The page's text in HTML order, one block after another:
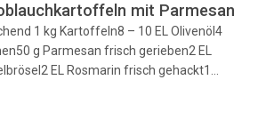
mit Parmesan
1 kg Kartoffeln8 – 10 EL Olivenöl4
g Parmesan frisch gerieben2 EL
EL Rosmarin frisch gehackt1…